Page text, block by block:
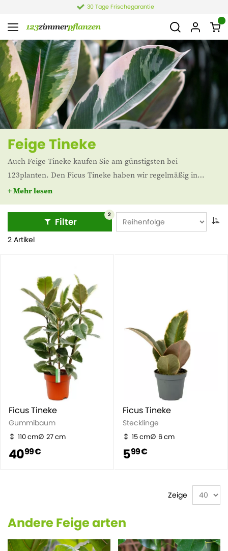
30 Tage Frischegarantie
Feige Tineke
Auch Feige Tineke kaufen Sie am günstigsten bei
123planten. Den Ficus Tineke haben wir regelmäßig in
unserem Sortiment. Haben Sie die perfekte Ficus-
Zimmerpflanze gefunden? Bestellen Sie es noch heute und
wir sorgen dafür, dass es gut verpackt zu Ihnen nach Hause
geliefert wird.
+ Mehr lesen
Filter
2
2 Artikel
Ficus Tineke
Gummibaum
110 cm 27 cm
4099 €
Ficus Tineke
Stecklinge
15 cm 6 cm
599 €
Zeige
Andere Feige arten